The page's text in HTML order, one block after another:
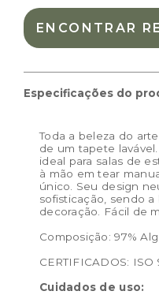
Tamanho: 170 x 240
Cor: Natural
8.05kg
Dimensões do
produto:
ENCONTRAR
Especificações do
Toda a beleza do
de um tapete
ideal para salas de
à mão em tear
único. Seu design
sofisticação, sendo
decoração. Fácil de
Composição:97%
CERTIFICADOS: ISO
Cuidados de uso: